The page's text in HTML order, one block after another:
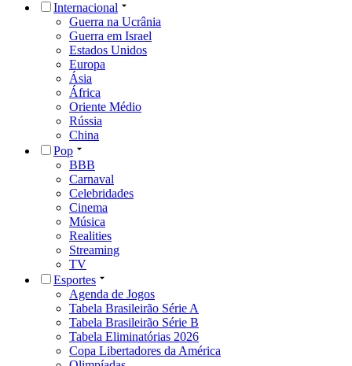
Internacional
Guerra na Ucrânia
Guerra em Israel
Estados Unidos
Europa
Ásia
África
Oriente Médio
Rússia
China
Pop
BBB
Carnaval
Celebridades
Cinema
Música
Realities
Streaming
TV
Esportes
Agenda de Jogos
Tabela Brasileirão Série A
Tabela Brasileirão Série B
Tabela Eliminatórias 2026
Copa Libertadores da América